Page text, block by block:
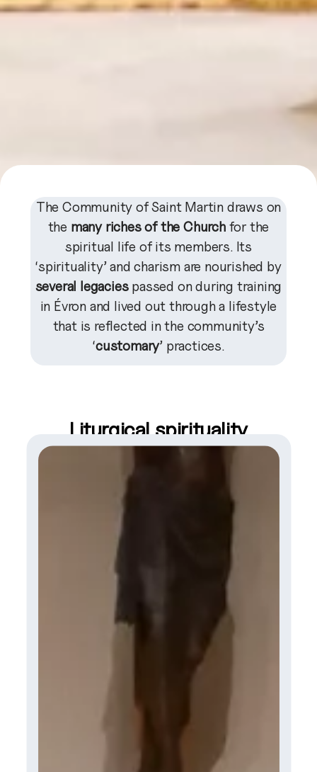
The Community of Saint Martin draws on
the many riches of the Churchfor the
spiritual life of its members. Its
‘spirituality’ and charism are nourished by
several legaciespassed on during training
in Évron and lived out through a lifestyle
that is reflected in the community’s
‘customary’ practices.
Liturgical spirituality